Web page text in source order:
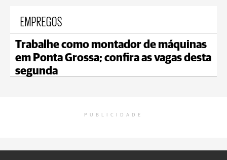
EMPREGOS
Trabalhe como montador de máquinas
em Ponta Grossa; confira as vagas desta
segunda
PUBLICIDADE